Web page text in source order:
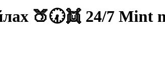
🍑🕢👯 24/7 Mint